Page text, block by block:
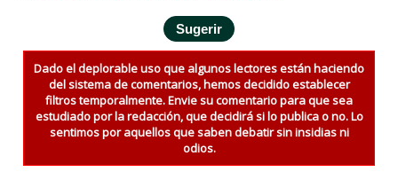
Dado el deplorable uso que algunos lectores están haciendo
del sistema de comentarios, hemos decidido establecer
filtros temporalmente. Envie su comentario para que sea
estudiado por la redacción, que decidirá si lo publica o no. Lo
sentimos por aquellos que saben debatir sin insidias ni
odios.